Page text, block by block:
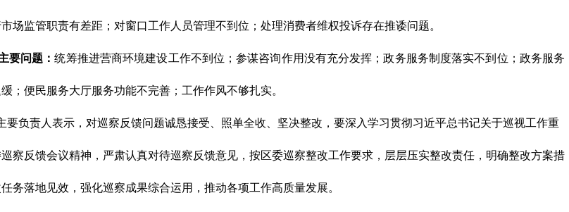
场监管职责有差距；对窗口工作人员管理不到位；处理消费者维权投诉存在推诿问题。
要问题 ：统筹推进营商环境建设工作不到位；参谋咨询作用没有充分发挥；政务服务制度落实不到位；政务服务
；便民服务大厅服务功能不完善；工作作风不够扎实。
要负责人表示，对巡察反馈问题诚恳接受、照单全收、坚决整改，要深入学习贯彻习近平总书记关于巡视工作重
察反馈会议精神，严肃认真对待巡察反馈意见，按区委巡察整改工作要求，层层压实整改责任，明确整改方案措
务落地见效，强化巡察成果综合运用，推动各项工作高质量发展。